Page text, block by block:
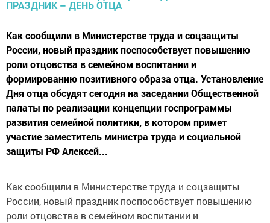
Как сообщили в Министерстве труда и соцзащиты
России, новый праздник поспособствует повышению
роли отцовства в семейном воспитании и
формированию позитивного образа отца. Установление
Дня отца обсудят сегодня на заседании Общественной
палаты по реализации концепции госпрограммы
развития семейной политики, в котором примет
участие заместитель министра труда и социальной
защиты РФ Алексей...
Как сообщили в Министерстве труда и соцзащиты
России, новый праздник поспособствует повышению
роли отцовства в семейном воспитании и